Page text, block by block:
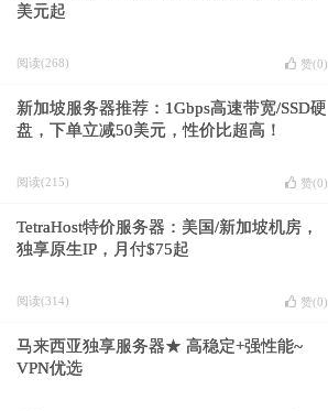
美元起
阅读(268) 赞(0)
新加坡服务器推荐：1Gbps高速带宽/SSD硬
盘，下单立减50美元，性价比超高！
阅读(215) 赞(0)
TetraHost特价服务器：美国/新加坡机房，
独享原生IP，月付$75起
阅读(314) 赞(0)
马来西亚独享服务器★ 高稳定+强性能~
VPN优选